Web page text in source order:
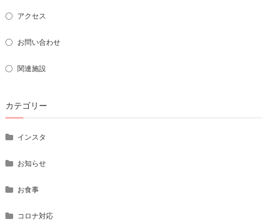
アクセス
お問い合わせ
関連施設
カテゴリー
インスタ
お知らせ
お食事
コロナ対応